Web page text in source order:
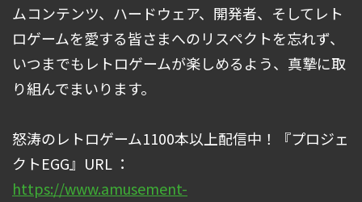
ムコンテンツ、ハードウェア、開発者、そしてレト
ロゲームを愛する皆さまへのリスペクトを忘れず、
いつまでもレトロゲームが楽しめるよう、真摯に取
り組んでまいります。
怒涛のレトロゲーム1100本以上配信中！『プロジェ
クトEGG』URL ：
https://www.amusement-